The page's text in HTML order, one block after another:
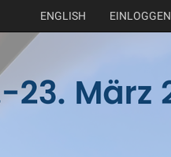
ENGLISH EINLOGGEN